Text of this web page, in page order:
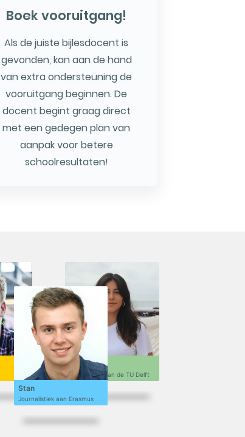
Boek vooruitgang!
Als de juiste bijlesdocent is
gevonden, kan aan de hand
van extra ondersteuning de
vooruitgang beginnen. De
docent begint graag direct
met een gedegen plan van
aanpak voor betere
schoolresultaten!
Sofi
Ontwerpen aan de TU Delft
Stan
Journalistiek aan Erasmus